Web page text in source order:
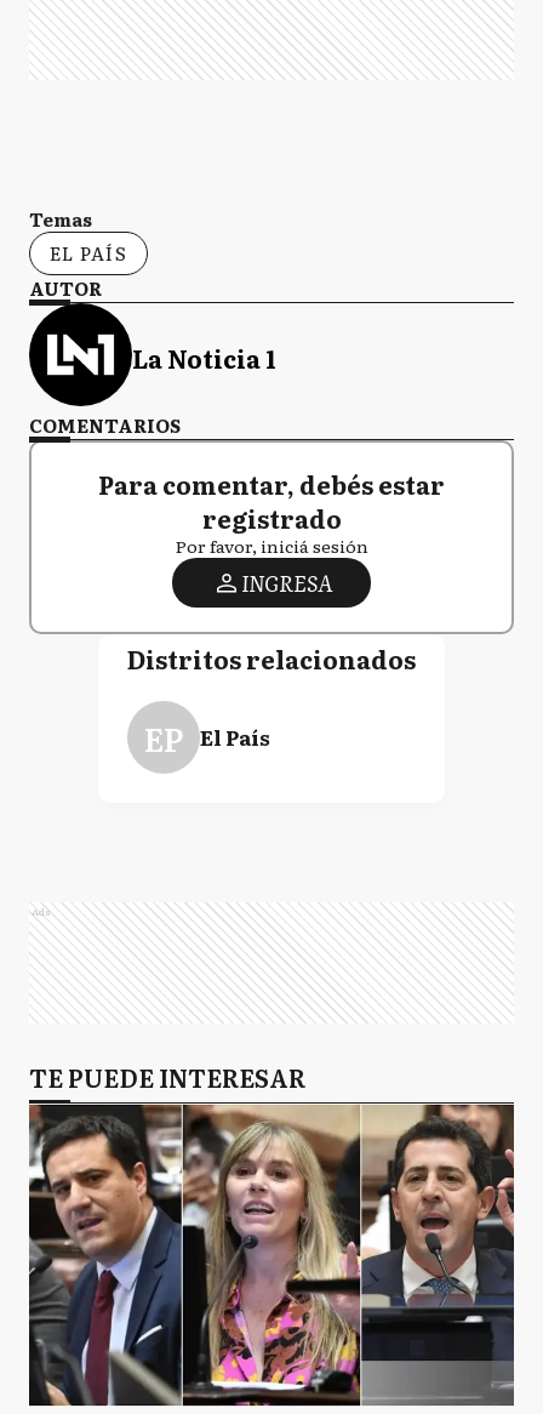
Temas
EL PAÍS
AUTOR
La Noticia 1
COMENTARIOS
Para comentar, debés estar
registrado
Por favor, iniciá sesión
INGRESA
Distritos relacionados
EP El País
Ads
TE PUEDE INTERESAR